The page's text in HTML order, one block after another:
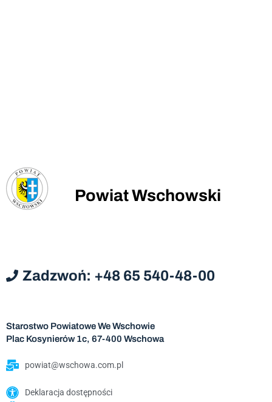
Powiat Wschowski
Zadzwoń: +48 65 540-48-00
Starostwo Powiatowe We Wschowie
Plac Kosynierów 1c, 67-400 Wschowa
powiat@wschowa.com.pl
Deklaracja dostępności